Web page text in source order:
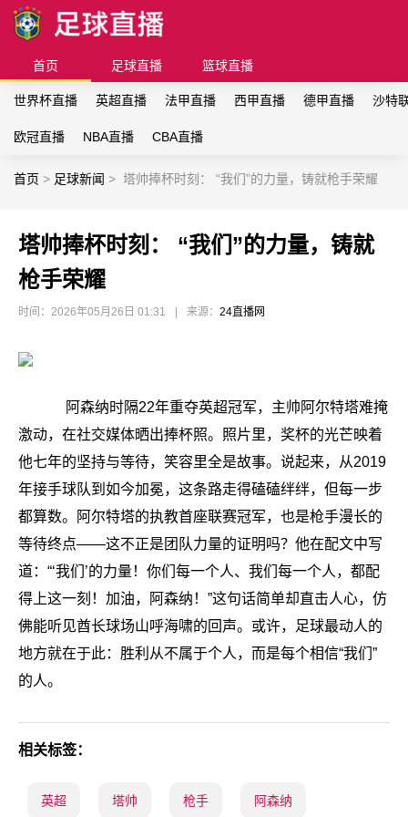
首页 足球直播 篮球直播
世界杯直播 英超直播 法甲直播 西甲直播 德甲直播 沙特
欧冠直播 NBA直播 CBA直播
首页 > 足球新闻 > 塔帅捧杯时刻： “我们”的力量，铸就枪手荣耀
塔帅捧杯时刻： “我们”的力量，铸就
枪手荣耀
时间：2026年05月26日 01:31 来源： 24直播网
阿森纳时隔22年重夺英超冠军，主帅阿尔特塔难掩
激动，在社交媒体晒出捧杯照。照片里，奖杯的光芒映着
他七年的坚持与等待，笑容里全是故事。说起来，从2019
年接手球队到如今加冕，这条路走得磕磕绊绊，但每一步
都算数。阿尔特塔的执教首座联赛冠军，也是枪手漫长的
等待终点——这不正是团队力量的证明吗？他在配文中写
道：“‘我们’的力量！你们每一个人、我们每一个人，都配
得上这一刻！加油，阿森纳！”这句话简单却直击人心，仿
佛能听见酋长球场山呼海啸的回声。或许，足球最动人的
地方就在于此：胜利从不属于个人，而是每个相信“我们”
的人。
相关标签：
英超 塔帅 枪手 阿森纳